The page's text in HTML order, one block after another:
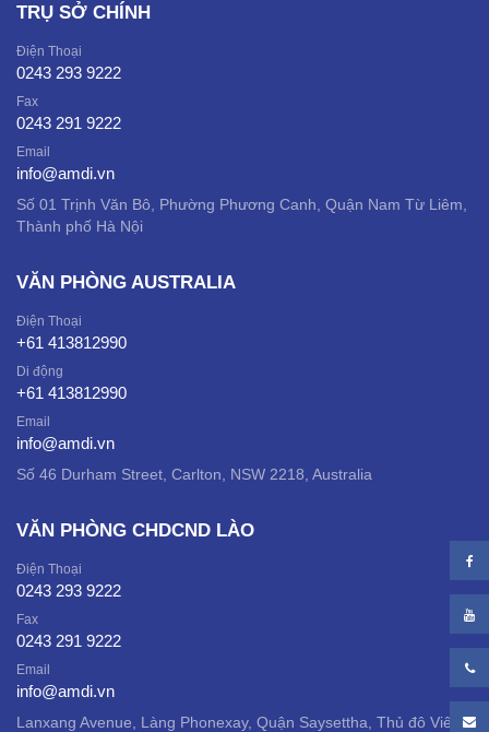
TRỤ SỞ CHÍNH
Điện Thoại
0243 293 9222
Fax
0243 291 9222
Email
info@amdi.vn
Số 01 Trịnh Văn Bô, Phường Phương Canh, Quận Nam Từ Liêm,
Thành phố Hà Nội
VĂN PHÒNG AUSTRALIA
Điện Thoại
+61 413812990
Di động
+61 413812990
Email
info@amdi.vn
Số 46 Durham Street, Carlton, NSW 2218, Australia
VĂN PHÒNG CHDCND LÀO
Điện Thoại
0243 293 9222
Fax
0243 291 9222
Email
info@amdi.vn
Lanxang Avenue, Làng Phonexay, Quận Saysettha, Thủ đô Viêng